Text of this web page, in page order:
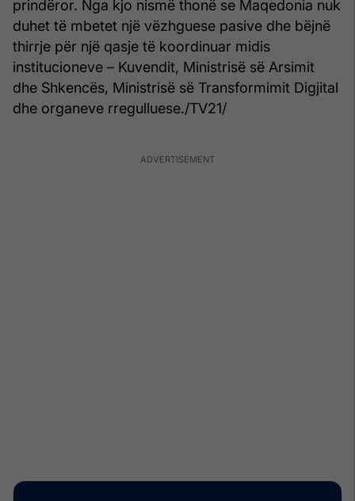
prindëror. Nga kjo nismë thonë se Maqedonia nuk
duhet të mbetet një vëzhguese pasive dhe bëjnë
thirrje për një qasje të koordinuar midis
institucioneve – Kuvendit, Ministrisë së Arsimit
dhe Shkencës, Ministrisë së Transformimit Digjital
dhe organeve rregulluese./TV21/